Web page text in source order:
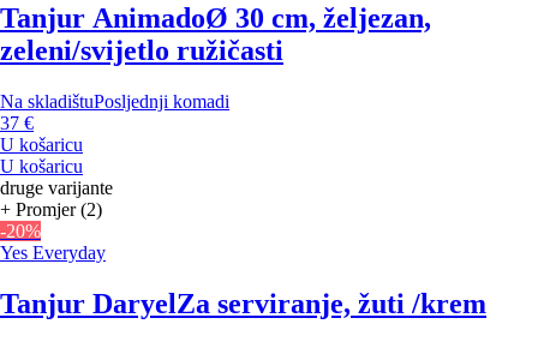
Tanjur AnimadoØ 30 cm, željezan,
zeleni/svijetlo ružičasti
Na skladištuPosljednji komadi
37 €
U košaricu
U košaricu
druge varijante
+ Promjer (2)
-20%
Yes Everyday
Tanjur DaryelZa serviranje, žuti /krem